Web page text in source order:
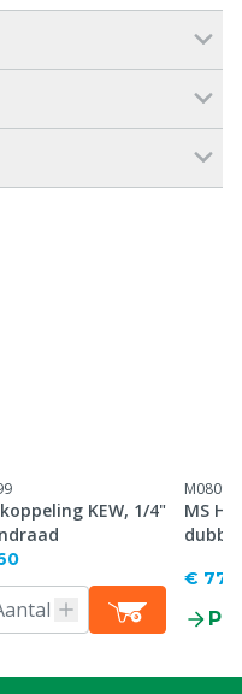
KEW, 1/4"
MS
€